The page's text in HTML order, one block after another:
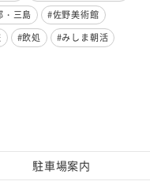
・三島
#佐野美術館
#飲処
#みしま朝活
駐車場案内